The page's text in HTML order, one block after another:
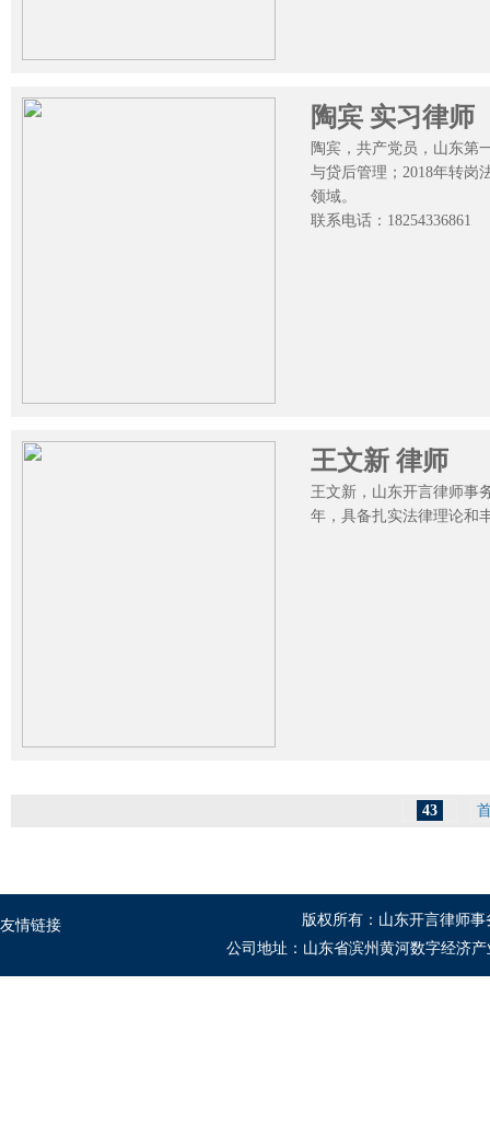
陶宾 实习律师
陶宾，共产党员，山东第
与贷后管理；2018年转岗
领域。
联系电话：18254336861
王文新 律师
王文新，山东开言律师事
年，具备扎实法律理论和
43
版权所有：山东开言律师
公司地址：山东省滨州黄河数字经济产
友情链接